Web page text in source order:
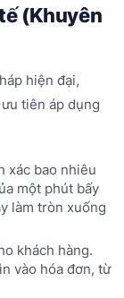
(Khuyên
hiện đại,
tiên áp dụng
xác bao nhiêu
một phút bấy
làm tròn xuống
khách hàng.
vào hóa đơn, từ